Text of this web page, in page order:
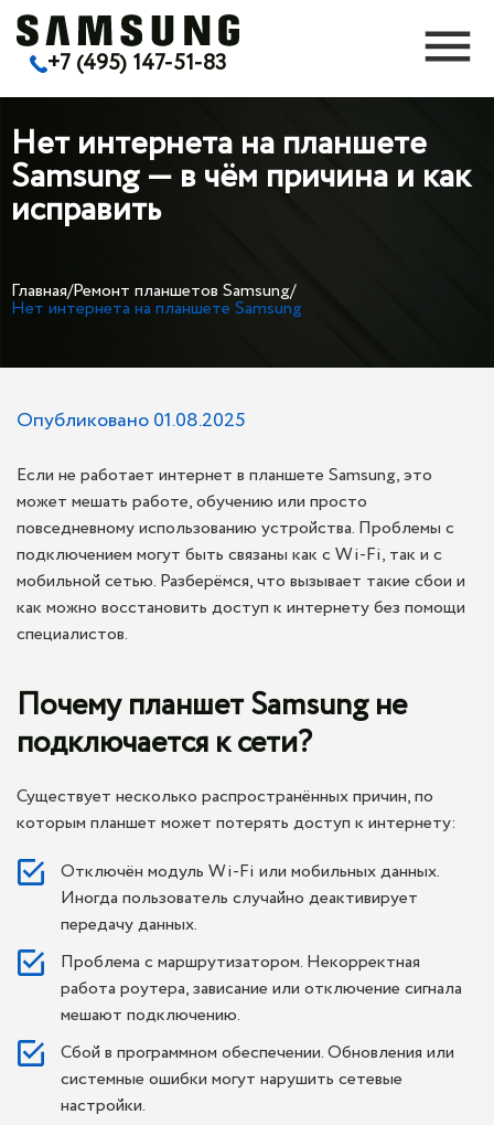
+7 (495) 147-51-83
Нет интернета на планшете
Samsung — в чём причина и как
исправить
Главная/Ремонт планшетов Samsung/
Нет интернета на планшете Samsung
Опубликовано 01.08.2025
Если не работает интернет в планшете Samsung, это
может мешать работе, обучению или просто
повседневному использованию устройства. Проблемы с
подключением могут быть связаны как с Wi-Fi, так и с
мобильной сетью. Разберёмся, что вызывает такие сбои и
как можно восстановить доступ к интернету без помощи
специалистов.
Почему планшет Samsung не
подключается к сети?
Существует несколько распространённых причин, по
которым планшет может потерять доступ к интернету:
Отключён модуль Wi-Fi или мобильных данных.
Иногда пользователь случайно деактивирует
передачу данных.
Проблема с маршрутизатором. Некорректная
работа роутера, зависание или отключение сигнала
мешают подключению.
Сбой в программном обеспечении. Обновления или
системные ошибки могут нарушить сетевые
настройки.